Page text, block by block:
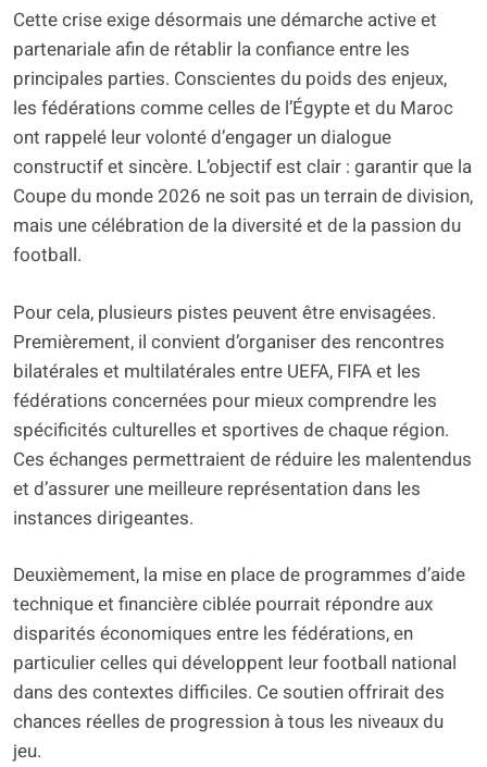
Cette crise exige désormais une démarche active et
partenariale afin de rétablir la confiance entre les
principales parties. Conscientes du poids des enjeux,
les fédérations comme celles de l’Égypte et du Maroc
ont rappelé leur volonté d’engager un dialogue
constructif et sincère. L’objectif est clair : garantir que la
Coupe du monde 2026 ne soit pas un terrain de division,
mais une célébration de la diversité et de la passion du
football.
Pour cela, plusieurs pistes peuvent être envisagées.
Premièrement, il convient d’organiser des rencontres
bilatérales et multilatérales entre UEFA, FIFA et les
fédérations concernées pour mieux comprendre les
spécificités culturelles et sportives de chaque région.
Ces échanges permettraient de réduire les malentendus
et d’assurer une meilleure représentation dans les
instances dirigeantes.
Deuxièmement, la mise en place de programmes d’aide
technique et financière ciblée pourrait répondre aux
disparités économiques entre les fédérations, en
particulier celles qui développent leur football national
dans des contextes difficiles. Ce soutien offrirait des
chances réelles de progression à tous les niveaux du
jeu.